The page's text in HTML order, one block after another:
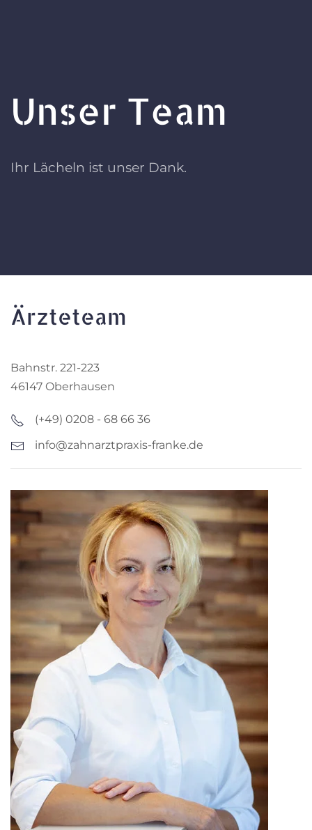
Unser Team
Ihr Lächeln ist unser Dank.
Ärzteteam
Bahnstr. 221-223
46147 Oberhausen
(+49) 0208 - 68 66 36
info@zahnarztpraxis-franke.de